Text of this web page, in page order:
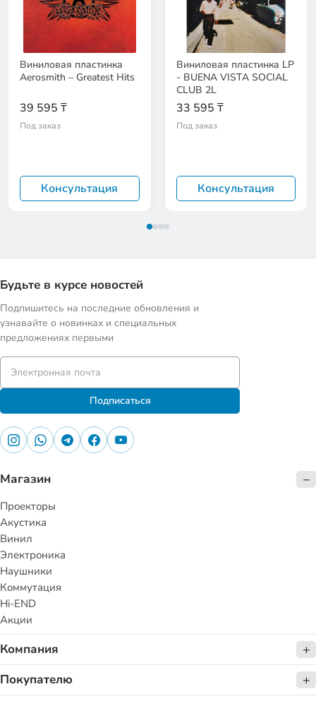
Виниловая пластинка
Aerosmith – Greatest Hits
39 595 ₸
Под заказ
Консультация
Виниловая пластинка LP
- BUENA VISTA SOCIAL
CLUB 2L
33 595 ₸
Под заказ
Консультация
Будьте в курсе новостей
Подпишитесь на последние обновления и
узнавайте о новинках и специальных
предложениях первыми
Подписаться
Магазин
Проекторы
Акустика
Винил
Электроника
Наушники
Коммутация
Hi-END
Акции
Компания
Покупателю